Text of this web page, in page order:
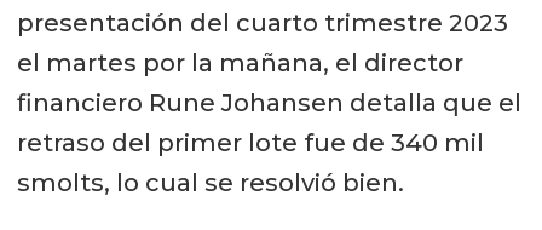
presentación del cuarto trimestre 2023
el martes por la mañana, el director
financiero Rune Johansen detalla que el
retraso del primer lote fue de 340 mil
smolts, lo cual se resolvió bien.